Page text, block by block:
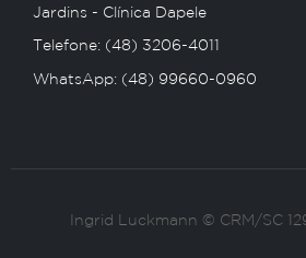
Jardins - Clínica Dapele
Telefone: (48) 3206-4011
WhatsApp: (48) 99660-0960
Ingrid Luckmann © CRM/SC